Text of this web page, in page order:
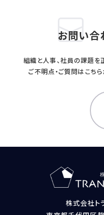
お問い合
組織と人事、社員の課題
ご不明点・ご質問はこち
株式会社ト